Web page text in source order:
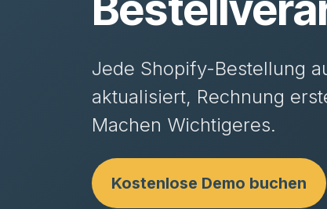
Jede Shopify-Bestellung
aktualisiert, Rechnung
Machen Wichtigeres.
Kostenlose Demo buchen